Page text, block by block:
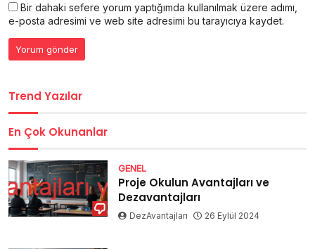
Bir dahaki sefere yorum yaptığımda kullanılmak üzere adımı,
e-posta adresimi ve web site adresimi bu tarayıcıya kaydet.
Trend Yazılar
En Çok Okunanlar
GENEL
Proje Okulun Avantajları ve
Dezavantajları
DezAvantajları 26 Eylül 2024